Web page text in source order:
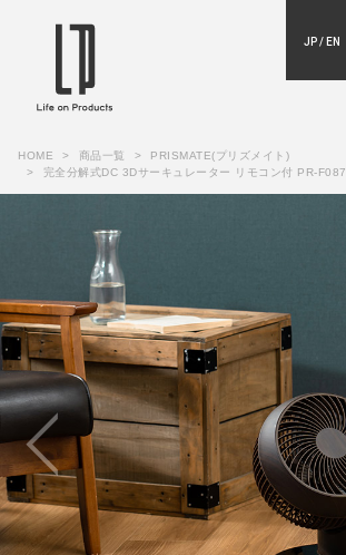
JP / EN
HOME 商品一覧
PRISMATE(プリズメイト)
完全分解式DC 3Dサーキュレーター リモコン付 PR-F087